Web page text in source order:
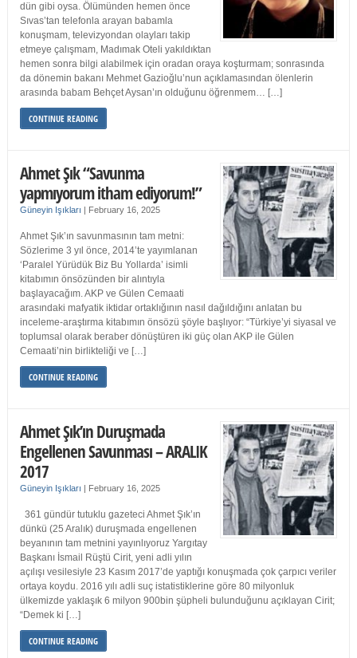
dün gibi oysa. Ölümünden hemen önce
Sıvas’tan telefonla arayan babamla
konuşmam, televizyondan olayları takip
etmeye çalışmam, Madımak Oteli yakıldıktan
hemen sonra bilgi alabilmek için oradan oraya koşturmam; sonrasında
da dönemin bakanı Mehmet Gazioğlu’nun açıklamasından ölenlerin
arasında babam Behçet Aysan’ın olduğunu öğrenmem… […]
CONTINUE READING
Ahmet Şık “Savunma
yapmıyorum itham ediyorum!”
Güneyin Işıkları | February 16, 2025
Ahmet Şık’ın savunmasının tam metni:
Sözlerime 3 yıl önce, 2014’te yayımlanan
‘Paralel Yürüdük Biz Bu Yollarda’ isimli
kitabımın önsözünden bir alıntıyla
başlayacağım. AKP ve Gülen Cemaati
arasındaki mafyatik iktidar ortaklığının nasıl dağıldığını anlatan bu
inceleme-araştırma kitabımın önsözü şöyle başlıyor: “Türkiye’yi siyasal ve
toplumsal olarak beraber dönüştüren iki güç olan AKP ile Gülen
Cemaati’nin birlikteliği ve […]
CONTINUE READING
Ahmet Şık’ın Duruşmada
Engellenen Savunması – ARALIK
2017
Güneyin Işıkları | February 16, 2025
361 gündür tutuklu gazeteci Ahmet Şık’ın
dünkü (25 Aralık) duruşmada engellenen
beyanının tam metnini yayınlıyoruz Yargıtay
Başkanı İsmail Rüştü Cirit, yeni adli yılın
açılışı vesilesiyle 23 Kasım 2017’de yaptığı konuşmada çok çarpıcı veriler
ortaya koydu. 2016 yılı adli suç istatistiklerine göre 80 milyonluk
ülkemizde yaklaşık 6 milyon 900bin şüpheli bulunduğunu açıklayan Cirit;
“Demek ki […]
CONTINUE READING